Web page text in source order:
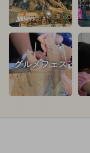
グルメフェス